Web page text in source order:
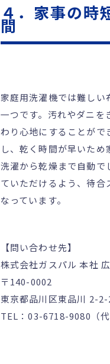
４．家事の時
間
家庭用洗濯機では難しい
一つです。汚れやダニを
わり心地にすることがで
し、乾く時間が早いため
洗濯から乾燥まで自動で
ていただけるよう、待合
なっています。
【問い合わせ先】
株式会社ガスパル 本社
〒140-0002
東京都品川区東品川 2-
TEL：03-6718-9080（